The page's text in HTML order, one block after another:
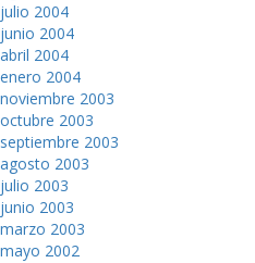
julio 2004
junio 2004
abril 2004
enero 2004
noviembre 2003
octubre 2003
septiembre 2003
agosto 2003
julio 2003
junio 2003
marzo 2003
mayo 2002